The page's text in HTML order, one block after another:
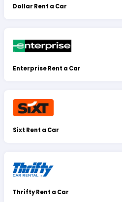
Dollar Rent a Car
Enterprise Rent a Car
Sixt Rent a Car
Thrifty Rent a Car